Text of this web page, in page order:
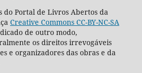
do Portal de Livros Abertos da
Creative Commons CC-BY-NC-SA
de outro modo,
os direitos irrevogáveis
e organizadores das obras e da